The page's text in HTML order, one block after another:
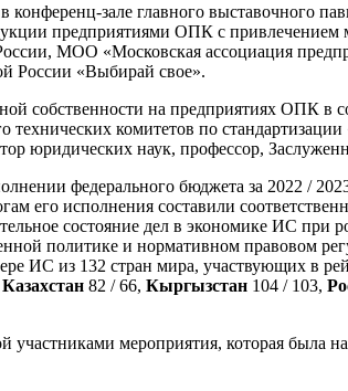
конференц-зале главного
предприятиями ОПК с привлечением
МОО «Московская ассоциация
России «Выбирай свое».
собственности на предприятиях ОПК в
комитетов по
юридических наук, профессор,
федерального бюджета за 2022 /
его исполнения составили
состояние дел в экономике ИС при
политике и нормативном правовом
ИС из 132 стран мира, участвующих в
Казахстан 82 / 66, Кыргызстан 104 / 103,
мероприятия, которая была